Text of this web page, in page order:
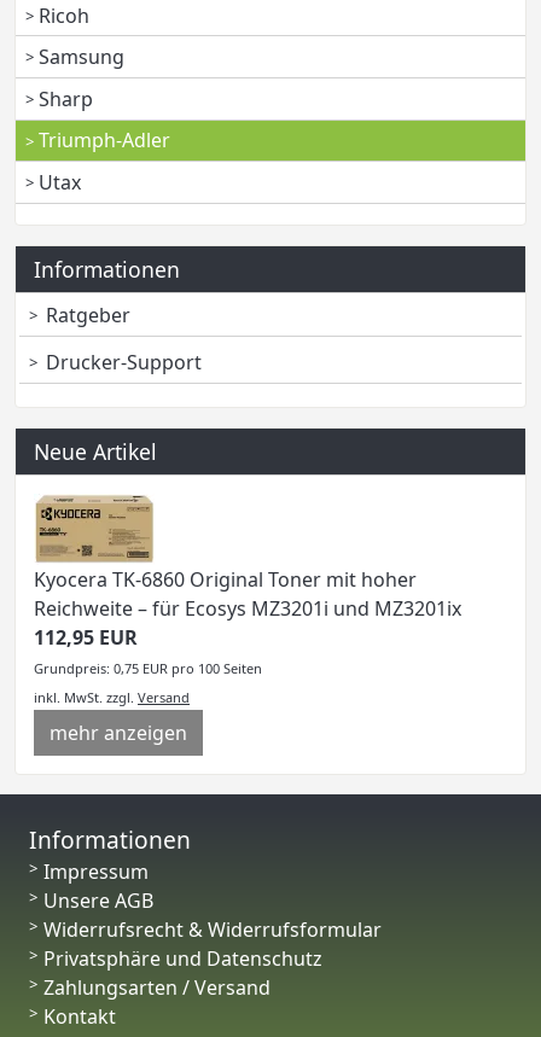
Ricoh
Samsung
Sharp
Triumph-Adler
Utax
Informationen
Ratgeber
Drucker-Support
Neue Artikel
Kyocera TK-6860 Original Toner mit hoher
Reichweite – für Ecosys MZ3201i und MZ3201ix
112,95 EUR
Grundpreis: 0,75 EUR pro 100 Seiten
inkl. MwSt. zzgl. Versand
mehr anzeigen
Informationen
Impressum
Unsere AGB
Widerrufsrecht & Widerrufsformular
Privatsphäre und Datenschutz
Zahlungsarten / Versand
Kontakt